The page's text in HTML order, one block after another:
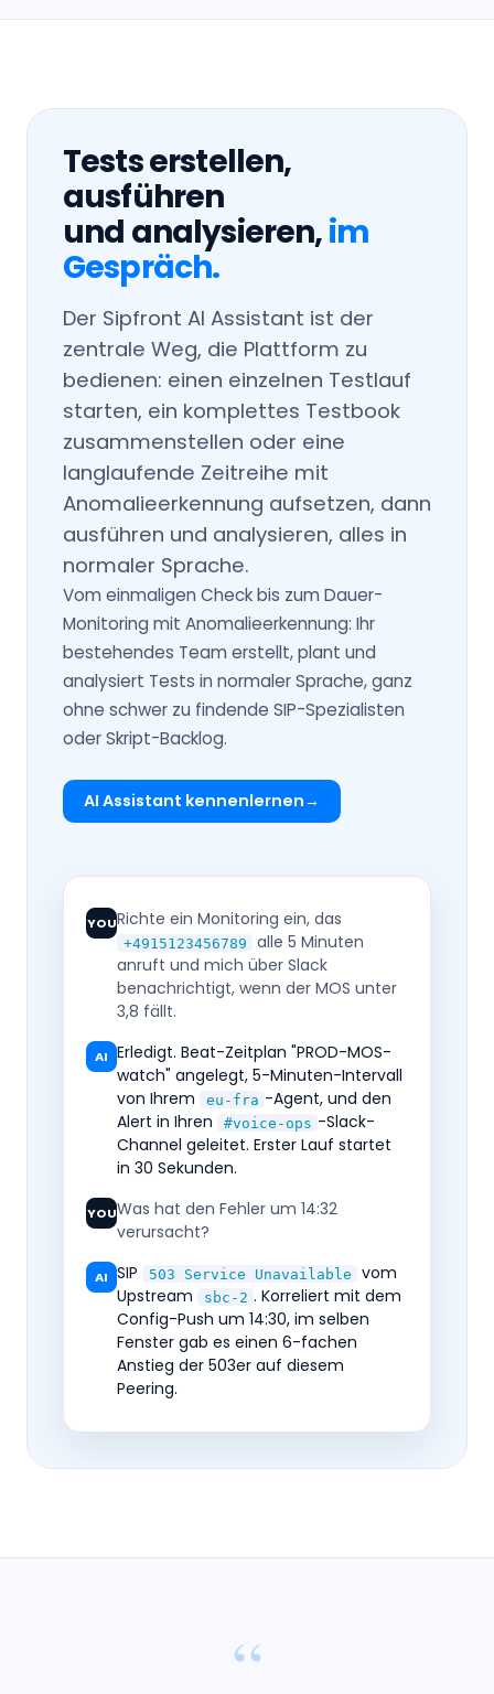
Tests erstellen,
ausführen
und analysieren,im
Gespräch.
Der Sipfront AI Assistant ist der
zentrale Weg, die Plattform zu
bedienen: einen einzelnen Testlauf
starten, ein komplettes Testbook
zusammenstellen oder eine
langlaufende Zeitreihe mit
Anomalieerkennung aufsetzen, dann
ausführen und analysieren, alles in
normaler Sprache.
Vom einmaligen Check bis zum Dauer-
Monitoring mit Anomalieerkennung: Ihr
bestehendes Team erstellt, plant und
analysiert Tests in normaler Sprache, ganz
ohne schwer zu findende SIP-Spezialisten
oder Skript-Backlog.
AI Assistant kennenlernen
YOURichte ein Monitoring ein, das
+4915123456789
alle 5 Minuten
anruft und mich über Slack
benachrichtigt, wenn der MOS unter
3,8 fällt.
AI Erledigt. Beat-Zeitplan "PROD-MOS-
watch" angelegt, 5-Minuten-Intervall
von Ihrem
eu-fra -Agent, und den
Alert in Ihren
#voice-ops -Slack-
Channel geleitet. Erster Lauf startet
in 30 Sekunden.
YOUWas hat den Fehler um 14:32
verursacht?
AI SIP 503 Service Unavailable
vom
Upstream
sbc-2 . Korreliert mit dem
Config-Push um 14:30, im selben
Fenster gab es einen 6-fachen
Anstieg der 503er auf diesem
Peering.
“